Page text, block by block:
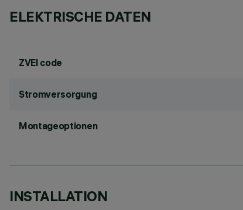
ELEKTRISCHE DATEN
ZVEI code
Stromversorgung
Montageoptionen
INSTALLATION